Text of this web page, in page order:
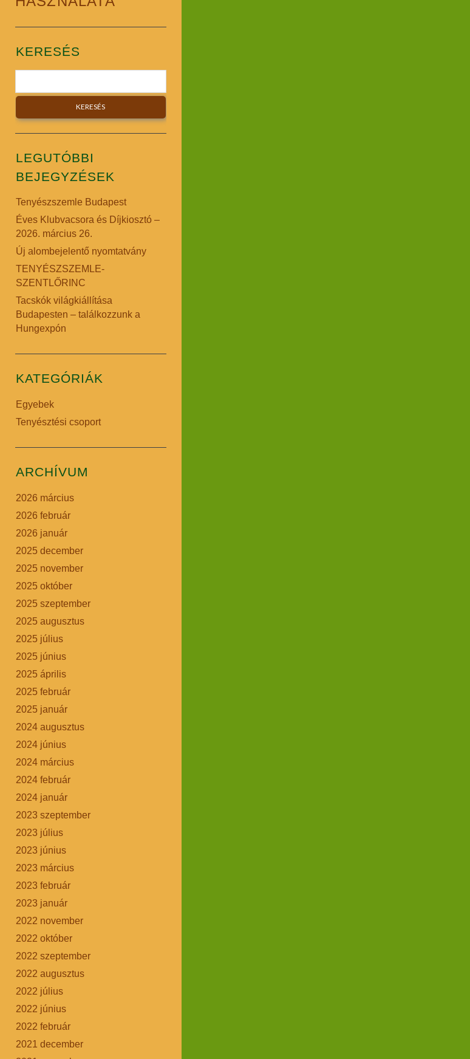
KERESÉS
LEGUTÓBBI
BEJEGYZÉSEK
Tenyészszemle Budapest
Éves Klubvacsora és Díjkiosztó –
2026. március 26.
Új alombejelentő nyomtatvány
TENYÉSZSZEMLE-
SZENTLŐRINC
Tacskók világkiállítása
Budapesten – találkozzunk a
Hungexpón
KATEGÓRIÁK
Egyebek
Tenyésztési csoport
ARCHÍVUM
2026 március
2026 február
2026 január
2025 december
2025 november
2025 október
2025 szeptember
2025 augusztus
2025 július
2025 június
2025 április
2025 február
2025 január
2024 augusztus
2024 június
2024 március
2024 február
2024 január
2023 szeptember
2023 július
2023 június
2023 március
2023 február
2023 január
2022 november
2022 október
2022 szeptember
2022 augusztus
2022 július
2022 június
2022 február
2021 december